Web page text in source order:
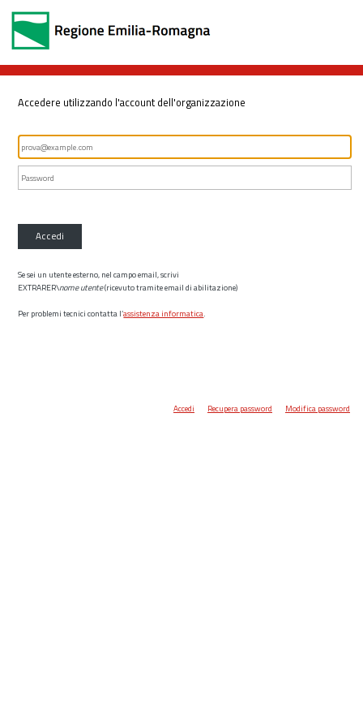
Accedere utilizzando l'account dell'organizzazione
Accedi
Se sei un utente esterno, nel campo email, scrivi
EXTRARER\nome utente(ricevuto tramite email di abilitazione)
Per problemi tecnici contatta l’assistenza informatica.
Accedi Recupera password Modifica password